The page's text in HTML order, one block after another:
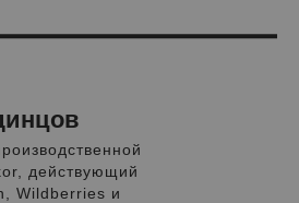
действующий
Wildberries и